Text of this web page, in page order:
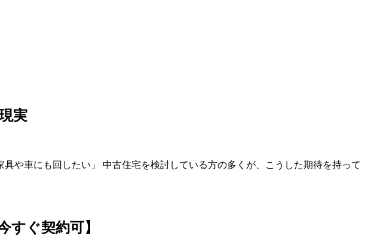
実
や車にも回したい」 中古住宅を検討している方の多くが、こうした期待を持って
すぐ契約可】